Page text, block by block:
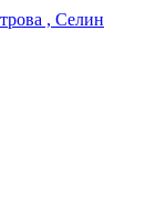
, Селин